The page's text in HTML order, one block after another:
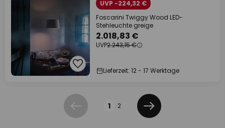
UVP -224,32 €
Foscarini Twiggy Wood LED-
Stehleuchte greige
2.018,83 €
UVP2.243,15 €
Lieferzeit: 12 - 17 Werktage
Zurück 1 2
Weiter